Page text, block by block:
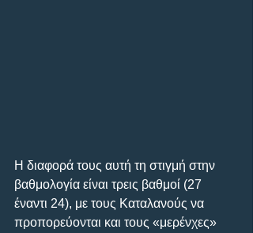
Η διαφορά τους αυτή τη στιγμή στην
βαθμολογία είναι τρεις βαθμοί (27
έναντι 24), με τους Καταλανούς να
προπορεύονται και τους «μερένχες»